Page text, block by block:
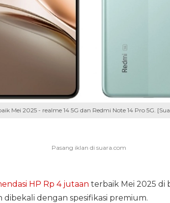
Mei 2025 - realme 14 5G dan Redmi Note 14 Pro 5G.
HP Rp 4 jutaan terbaik Mei 2025 di
dibekali dengan spesifikasi premium.